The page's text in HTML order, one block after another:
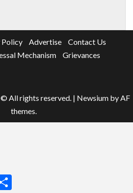
Policy Advertise
Contact Us
Mechanism
Grievances
All rights reserved. | Newsiumby AF
themes.